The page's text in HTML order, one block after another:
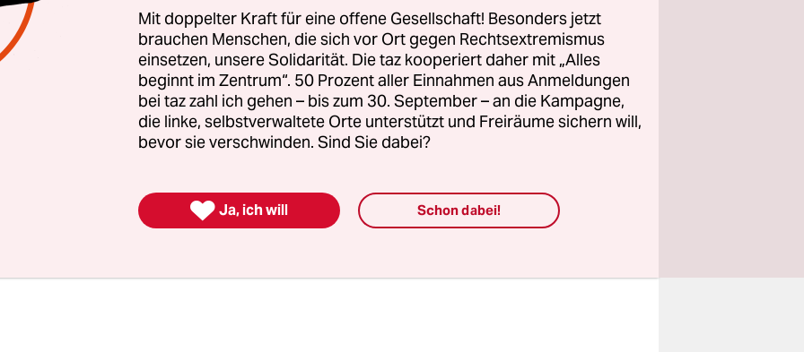
wird“.
ist im Deutschen jenseits des süddeutschen
mit seinen sprichwörtlichen „feschen Burschen und
mehr übermäßig in Gebrauch. Die Zustellung von
Internet bestellten Waren erfolgt heute durch Personal, das
von einem Kind gehört, das als Berufswunsch „Paketbote“
Mit doppelter Kraft für eine offene Gesellschaft! Besonders jetzt
brauchen Menschen, die sich vor Ort gegen Rechtsextremismus
einsetzen, unsere Solidarität. Die taz kooperiert daher mit „Alles
beginnt im Zentrum“. 50 Prozent aller Einnahmen aus Anmeldungen
bei taz zahl ich gehen – bis zum 30. September – an die Kampagne,
die linke, selbstverwaltete Orte unterstützt und Freiräume sichern will,
bevor sie verschwinden. Sind Sie dabei?
 Ja, ich will Schon dabei!